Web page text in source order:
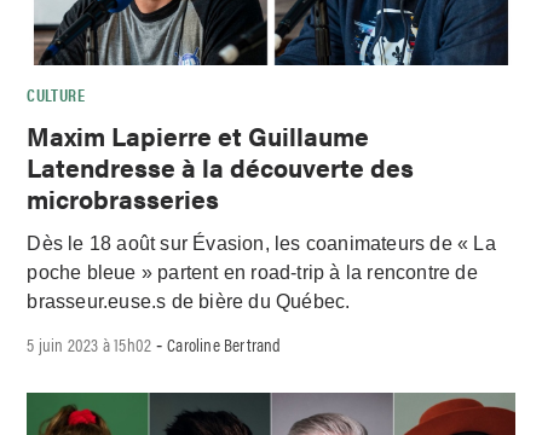
CULTURE
Maxim Lapierre et Guillaume
Latendresse à la découverte des
microbrasseries
Dès le 18 août sur Évasion, les coanimateurs de « La
poche bleue » partent en road-trip à la rencontre de
brasseur.euse.s de bière du Québec.
5 juin 2023 à 15h02 -Caroline Bertrand